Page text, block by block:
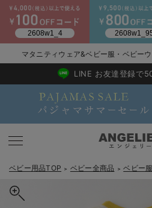
戻る
戻る
戻る
戻る
戻る
戻る
戻る
戻る
戻る
戻る
マタニティウェア&ベビー服・ベビー
2026/
送料495円(一部地域を除く)
LINE お友達登録で
ベビー用品TOP ＞ ベビー全商品 ＞ ベビー服